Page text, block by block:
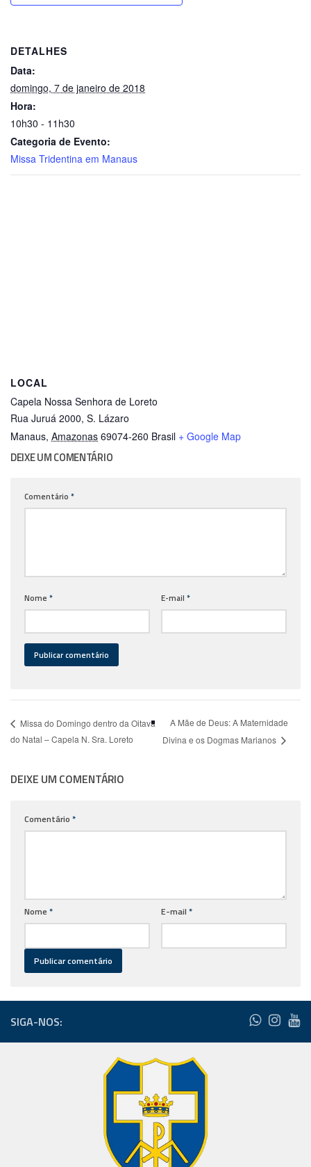
DETALHES
Data:
domingo, 7 de janeiro de 2018
Hora:
10h30 - 11h30
Categoria de Evento:
Missa Tridentina em Manaus
LOCAL
Capela Nossa Senhora de Loreto
Rua Juruá 2000, S. Lázaro
Manaus, Amazonas 69074-260 Brasil + Google Map
DEIXE UM COMENTÁRIO
Comentário *
Nome * E-mail *
Missa do Domingo dentro da Oitava
do Natal – Capela N. Sra. Loreto
A Mãe de Deus: A Maternidade
Divina e os Dogmas Marianos
DEIXE UM COMENTÁRIO
Comentário *
Nome * E-mail *
SIGA-NOS: